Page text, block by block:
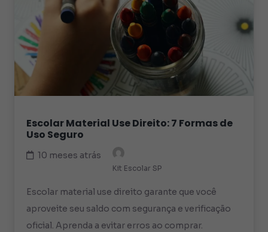
Escolar Material Use Direito: 7 Formas de
Uso Seguro
10 meses atrás
Kit Escolar SP
Escolar material use direito garante que você
aproveite seu saldo com segurança e verificação
oficial. Aprenda a evitar erros ao comprar.